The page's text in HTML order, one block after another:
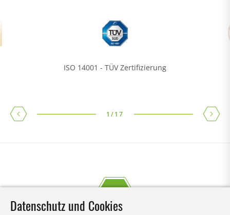
ISO 14001 - TÜV Zertifizierung
1 /17
Datenschutz und Cookies